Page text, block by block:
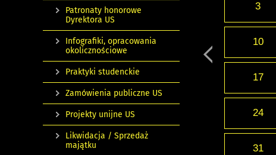
3
10
17
24
31
Patronaty honorowe
Dyrektora US
Infografiki, opracowania
okolicznościowe
Praktyki studenckie
Zamówienia publiczne US
Projekty unijne US
Likwidacja / Sprzedaż
majątku